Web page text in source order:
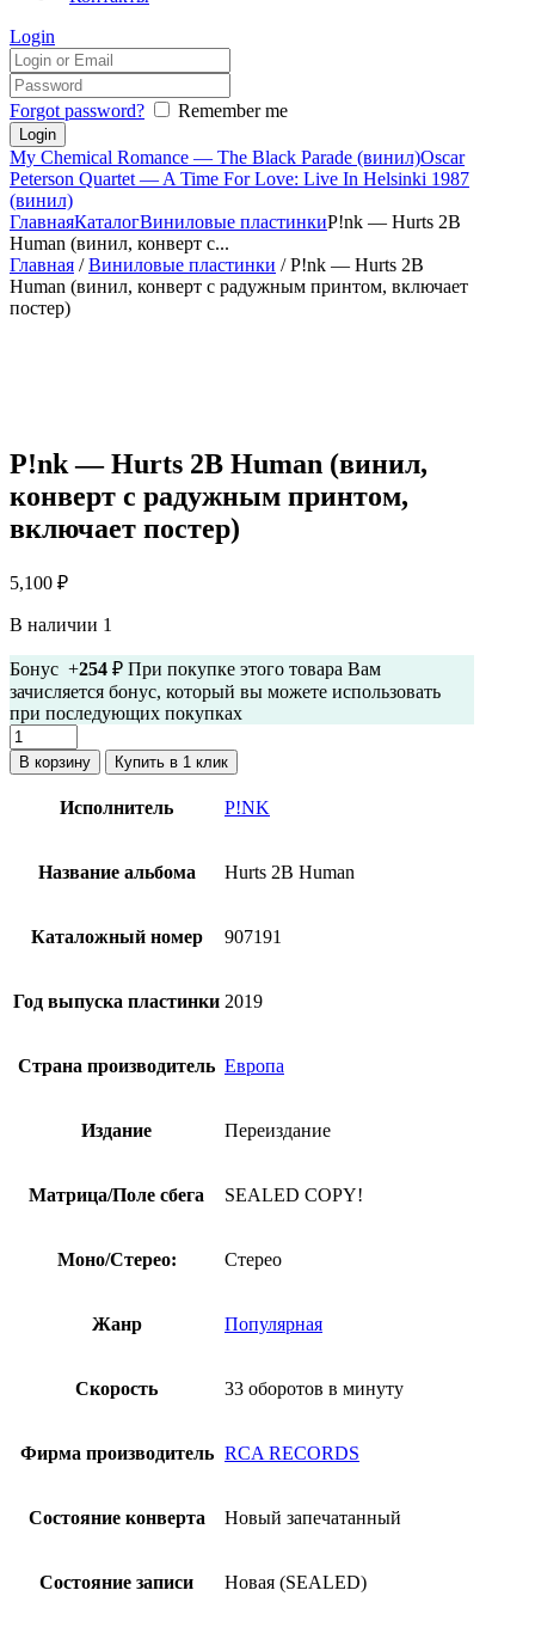
Login
Forgot password? Remember me
My Chemical Romance — The Black Parade (винил)Oscar
Peterson Quartet — A Time For Love: Live In Helsinki 1987
(винил)
ГлавнаяКаталогВиниловые пластинкиP!nk — Hurts 2B
Human (винил, конверт с...
Главная /Виниловые пластинки / P!nk — Hurts 2B
Human (винил, конверт с радужным принтом, включает
постер)
P!nk — Hurts 2B Human (винил,
конверт с радужным принтом,
включает постер)
5,100 ₽
В наличии 1
Бонус +254 ₽ При покупке этого товара Вам
зачисляется бонус, который вы можете использовать
при последующих покупках
Количество
товара
P!nk
Human
(винил,
радужным
включает
постер)
В корзину Купить в 1 клик
Исполнитель P!NK
Название альбома Hurts 2B Human
Каталожный номер 907191
Год выпуска пластинки 2019
Страна производитель Европа
Издание Переиздание
Матрица/Поле сбега SEALED COPY!
Моно/Стерео: Стерео
Жанр Популярная
Скорость 33 оборотов в минуту
Фирма производитель RCA RECORDS
Состояние конверта Новый запечатанный
Состояние записи Новая (SEALED)